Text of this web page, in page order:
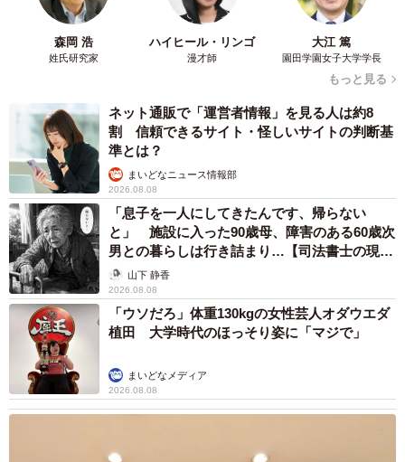
保護当初、おうちにやって来た子猫のシナちゃんを見つめる先住猫のト
ビ子ちゃん（画像提供：tobi8/8さん）
その後もシナちゃんはトビ子ちゃんの後をついて回って嫌
森岡 浩
姓氏研究家
ハイヒール・リンゴ
漫才師
大江 篤
園田学園女子大学学長
もっと見る
ネット通販で「運営者情報」を見る人は約8
割 信頼できるサイト・怪しいサイトの判断基
準とは？
まいどなニュース情報部
2026.08.08
「息子を一人にしてきたんです、帰らない
と」 施設に入った90歳母、障害のある60歳次
男との暮らしは行き詰まり…【司法書士の現場
から】山下 静香
2026.08.08
「ウソだろ」体重130kgの女性芸人オダウエダ
植田 大学時代のほっそり姿に「マジで」
まいどなメディア
2026.08.08